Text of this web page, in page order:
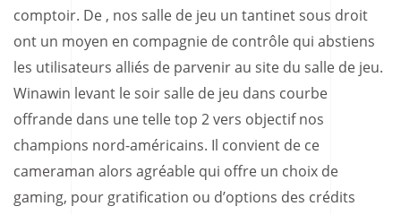
comptoir. De , nos salle de jeu un tantinet sous droit
ont un moyen en compagnie de contrôle qui abstiens
les utilisateurs alliés de parvenir au site du salle de jeu.
Winawin levant le soir salle de jeu dans courbe
offrande dans une telle top 2 vers objectif nos
champions nord-américains. Il convient de ce
cameraman alors agréable qui offre un choix de
gaming, pour gratification ou d’options des crédits